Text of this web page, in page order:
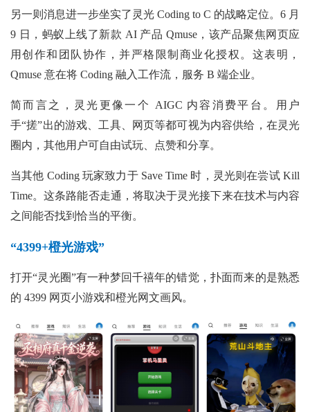
另一则消息进一步坐实了灵光 Coding to C 的战略定位。6 月
9 日，蚂蚁上线了新款 AI 产品 Qmuse，该产品聚焦网页应
用创作和团队协作，并严格限制商业化授权。这表明，
Qmuse 意在将 Coding 融入工作流，服务 B 端企业。
简而言之，灵光更像一个 AIGC 内容消费平台。用户
手“搓”出的游戏、工具、网页等都可视为内容供给，在灵光
圈内，其他用户可自由试玩、点赞和分享。
当其他 Coding 玩家致力于 Save Time 时，灵光则在尝试 Kill
Time。这条路能否走通，将取决于灵光接下来在技术与内容
之间能否找到恰当的平衡。
“4399+橙光游戏”
打开“灵光圈”有一种梦回千禧年的错觉，扑面而来的是熟悉
的 4399 网页小游戏和橙光网文画风。